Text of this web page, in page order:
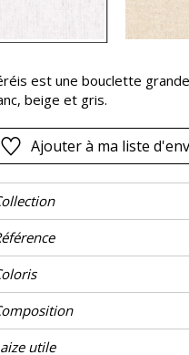
Rose
Vert
est une bouclette
beige et gris.
Ajouter à ma liste
utile